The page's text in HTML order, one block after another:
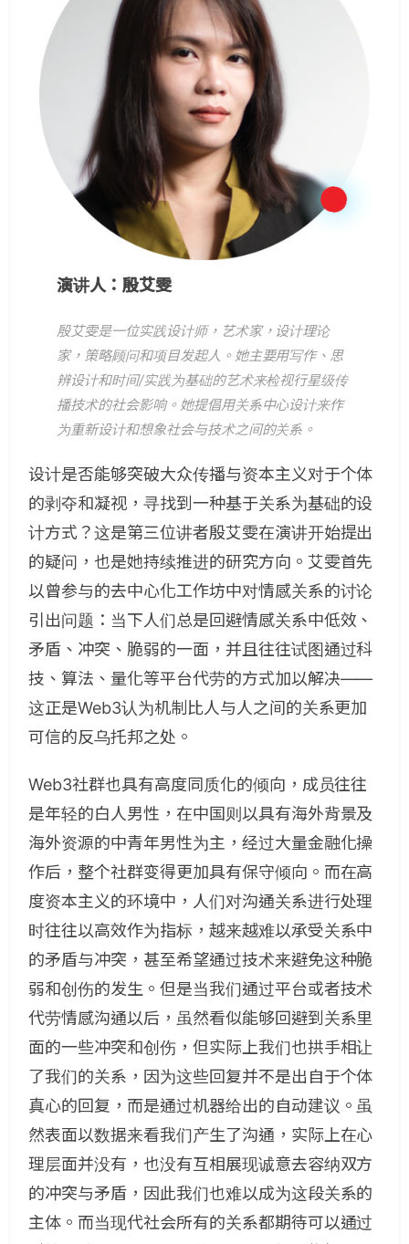
演讲人：殷艾雯
殷艾雯是一位实践设计师，艺术家，设计理论
家，策略顾问和项目发起人。她主要用写作、思
辨设计和时间/实践为基础的艺术来检视行星级传
播技术的社会影响。她提倡用关系中心设计来作
为重新设计和想象社会与技术之间的关系。
设计是否能够突破大众传播与资本主义对于个体
的剥夺和凝视，寻找到一种基于关系为基础的设
计方式？这是第三位讲者殷艾雯在演讲开始提出
的疑问，也是她持续推进的研究方向。艾雯首先
以曾参与的去中心化工作坊中对情感关系的讨论
引出问题：当下人们总是回避情感关系中低效、
矛盾、冲突、脆弱的一面，并且往往试图通过科
技、算法、量化等平台代劳的方式加以解决——
这正是Web3认为机制比人与人之间的关系更加
可信的反乌托邦之处。
Web3社群也具有高度同质化的倾向，成员往往
是年轻的白人男性，在中国则以具有海外背景及
海外资源的中青年男性为主，经过大量金融化操
作后，整个社群变得更加具有保守倾向。而在高
度资本主义的环境中，人们对沟通关系进行处理
时往往以高效作为指标，越来越难以承受关系中
的矛盾与冲突，甚至希望通过技术来避免这种脆
弱和创伤的发生。但是当我们通过平台或者技术
代劳情感沟通以后，虽然看似能够回避到关系里
面的一些冲突和创伤，但实际上我们也拱手相让
了我们的关系，因为这些回复并不是出自于个体
真心的回复，而是通过机器给出的自动建议。虽
然表面以数据来看我们产生了沟通，实际上在心
理层面并没有，也没有互相展现诚意去容纳双方
的冲突与矛盾，因此我们也难以成为这段关系的
主体。而当现代社会所有的关系都期待可以通过